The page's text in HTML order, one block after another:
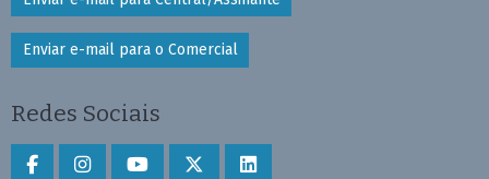
Enviar e-mail para o Comercial
Redes Sociais